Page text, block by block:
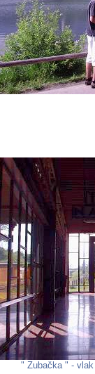
" Zubačka " -